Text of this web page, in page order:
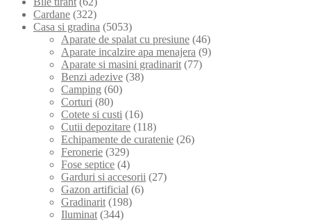
Cardane (322)
Casa si gradina (5053)
Aparate de spalat cu presiune (46)
Aparate incalzire apa menajera (9)
Aparate si masini gradinarit (77)
Benzi adezive (38)
Camping (60)
Corturi (80)
Cotete si custi (16)
Cutii depozitare (118)
Echipamente de curatenie (26)
Feronerie (329)
Fose septice (4)
Garduri si accesorii (27)
Gazon artificial (6)
Gradinarit (198)
Iluminat (344)